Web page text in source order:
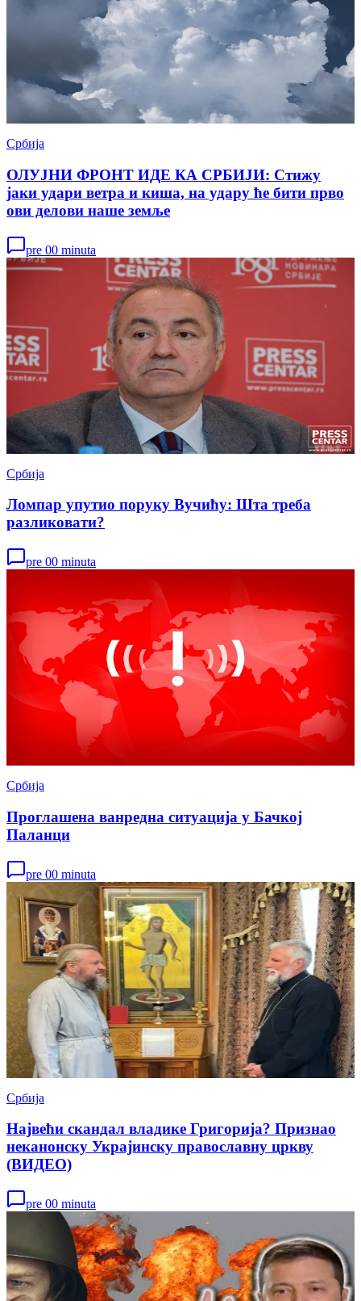
Србија
ОЛУЈНИ ФРОНТ ИДЕ КА СРБИЈИ: Стижу
јаки удари ветра и киша, на удару ће бити прво
ови делови наше земље
pre 00 minuta
Србија
Ломпар упутио поруку Вучићу: Шта треба
разликовати?
pre 00 minuta
Србија
Проглашена ванредна ситуација у Бачкој
Паланци
pre 00 minuta
Србија
Највећи скандал владике Григорија? Признао
неканонску Украјинску православну цркву
(ВИДЕО)
pre 00 minuta